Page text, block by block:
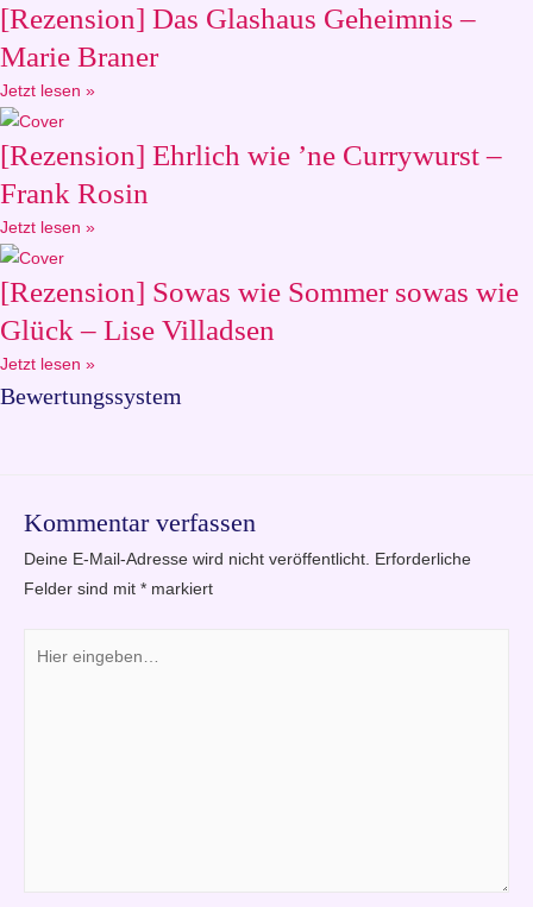
[Rezension] Das Glashaus Geheimnis –
Marie Braner
Jetzt lesen »
[Rezension] Ehrlich wie ’ne Currywurst –
Frank Rosin
Jetzt lesen »
[Rezension] Sowas wie Sommer sowas wie
Glück – Lise Villadsen
Jetzt lesen »
Bewertungssystem
Kommentar verfassen
Deine E-Mail-Adresse wird nicht veröffentlicht. Erforderliche
Felder sind mit * markiert